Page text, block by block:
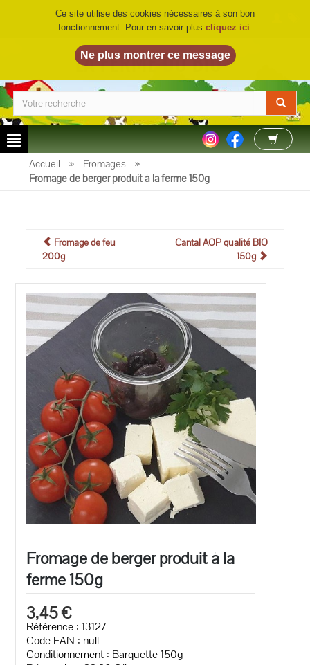
LA FERME DU BIO©
Accueil » Fromages
»
Fromage de berger produit à la ferme 150g
Fromage de feu
200g
Cantal AOP qualité BIO
150g
Fromage de berger produit à la
ferme 150g
3,45 €
Référence : 13127
Code EAN : null
Conditionnement : Barquette 150g
Ce site utilise des cookies nécessaires à son bon
fonctionnement. Pour en savoir plus cliquez ici.